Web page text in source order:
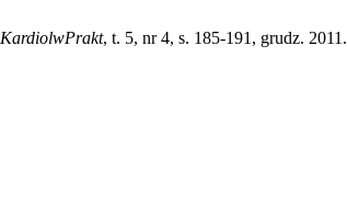
KardiolwPrakt, t. 5, nr 4, s. 185-191, grudz. 2011.